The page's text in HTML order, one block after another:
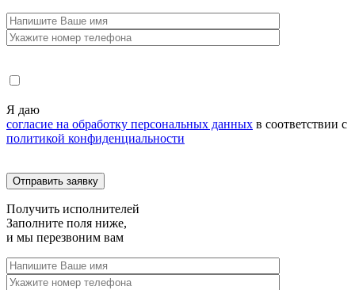
Я даю
согласие на обработку персональных данных в соответствии с
политикой конфиденциальности
Получить исполнителей
Заполните поля ниже,
и мы перезвоним вам